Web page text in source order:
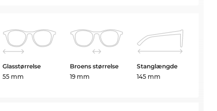
Glasstørrelse
55 mm
Broens størrelse
19 mm
Stanglængde
145 mm